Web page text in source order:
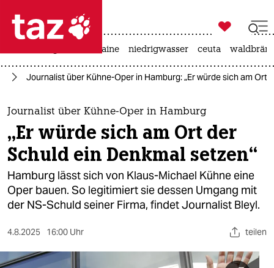
 taz zahl ich
taz zahl ich
themen
politik
öko
gesellschaft
sport

taz zahl ich
krieg in der ukraine niedrigwasser ceuta
Journalist über Kühne-Oper in Hamburg: „Er würde sich am Ort
Journalist über Kühne-Oper in Hamburg
„Er würde sich am Ort der
Schuld ein Denkmal setzen“
Hamburg lässt sich von Klaus-Michael Kühne eine
Oper bauen. So legitimiert sie dessen Umgang mit
der NS-Schuld seiner Firma, findet Journalist Bleyl.
4.8.2025 16:00 Uhr teilen